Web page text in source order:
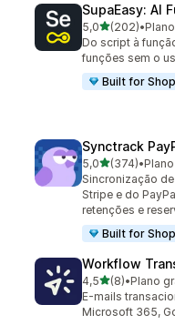
SupaEasy: AI
5,0de 5 estrelas
(202)
202 avaliações
•
Do script à
funções sem o
Built for
Synctrack
5,0de 5 estrelas
(374)
374 avaliações
•
Sincronização
Stripe e do
retenções e
Built for
Workflow
4,5de 5 estrelas
(8)
8 avaliações ao
•Plano
E-mails
Microsoft 365,